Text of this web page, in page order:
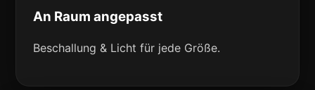
An Raum angepasst
Beschallung & Licht für jede Größe.